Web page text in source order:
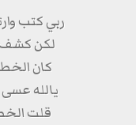
ربي كتب
لكن كشف
كان
يالله
قلت